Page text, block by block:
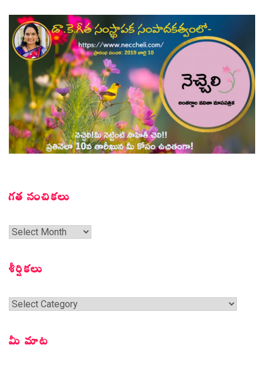
గత సంచికలు
గత
శీర్షికలు
శీర్షికలు
మీ మాట